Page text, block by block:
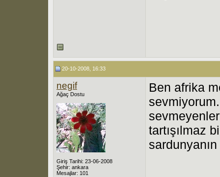
20-10-2008, 16:33
negif
Ağaç Dostu
Giriş Tarihi: 23-06-2008
Şehir: ankara
Mesajlar: 101
Ben afrika
tartışılmaz
sardunyanın